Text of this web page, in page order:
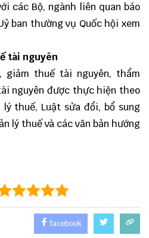
các Bộ, ngành liên quan báo
ban thường vụ Quốc hội xem
tài nguyên
thuế tài nguyên, thẩm
nguyên được thực hiện theo
thuế, Luật sửa đổi, bổ sung
lý thuế và các văn bản hướng
facebook